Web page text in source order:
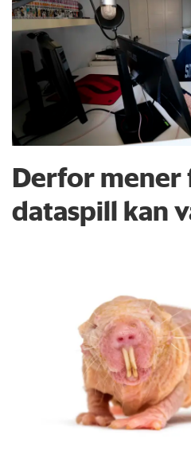
Derfor mener
dataspill kan